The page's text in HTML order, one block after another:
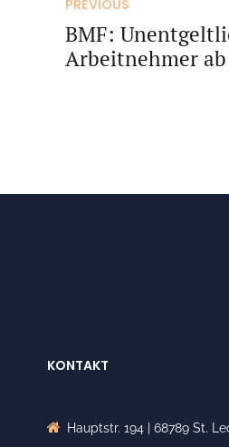
PREVIOUS
BMF:
Arbeitnehmer ab
KONTAKT
Hauptstr. 194 | 68789 St.